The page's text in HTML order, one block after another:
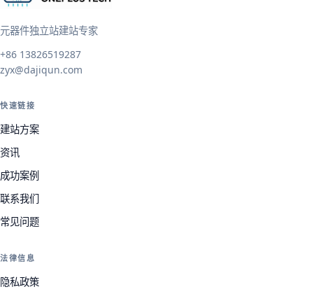
元器件独立站建站专家
+86 13826519287
zyx@dajiqun.com
快速链接
建站方案
资讯
成功案例
联系我们
常见问题
法律信息
隐私政策